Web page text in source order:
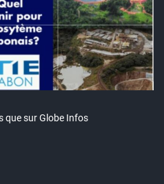
que sur Globe Infos